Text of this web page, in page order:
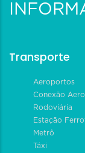
Transporte
Aeroportos
Conexão
Rodoviária
Estação
Metrô
Táxi